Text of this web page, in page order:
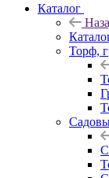
Каталог
Торф,